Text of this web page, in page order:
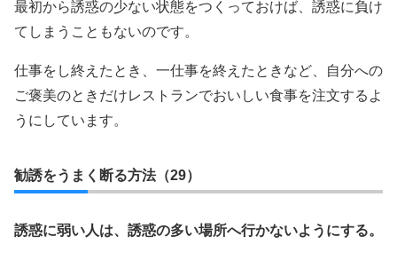
最初から誘惑の少ない状態をつくっておけば、誘惑に負け
てしまうこともないのです。
仕事をし終えたとき、一仕事を終えたときなど、自分への
ご褒美のときだけレストランでおいしい食事を注文するよ
うにしています。
勧誘をうまく断る方法（29）
誘惑に弱い人は、誘惑の多い場所へ行かないようにする。